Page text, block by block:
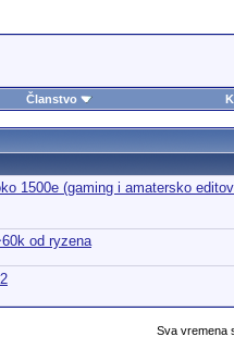
Članstvo
1500e (gaming i amatersko
od ryzena
Sva vremena